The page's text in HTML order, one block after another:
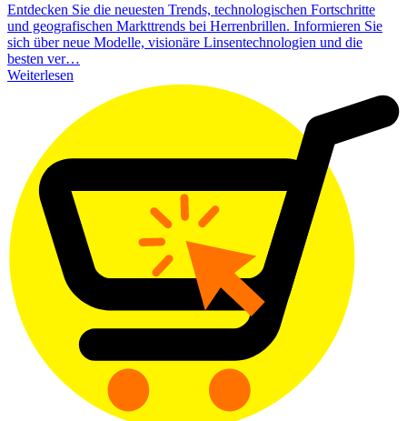
Entdecken Sie die neuesten Trends, technologischen Fortschritte
und geografischen Markttrends bei Herrenbrillen. Informieren Sie
sich über neue Modelle, visionäre Linsentechnologien und die
besten ver…
Weiterlesen